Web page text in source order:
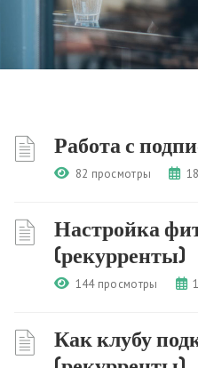
Работа с
82 просмотры
Настройка
(рекурренты)
144 просмотры
Как клубу